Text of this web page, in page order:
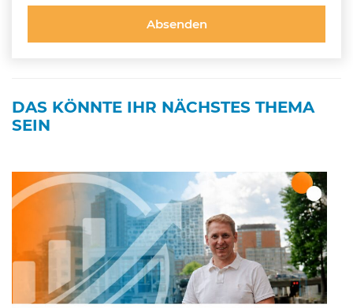
dieses
DAS KÖNNTE IHR NÄCHSTES THEMA
SEIN